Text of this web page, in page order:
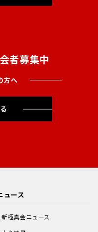
者募集中
方へ
ュース
新極真会ニュース